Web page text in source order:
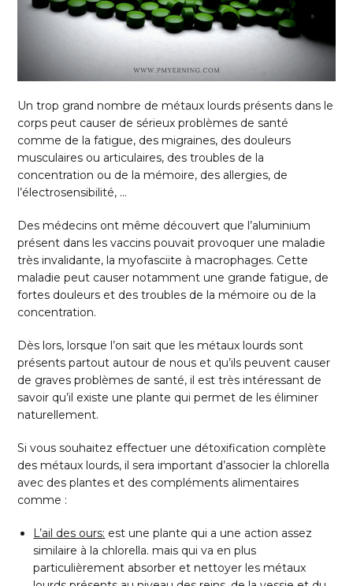
Un trop grand nombre de métaux lourds présents dans le
corps peut causer de sérieux problèmes de santé
comme de la fatigue, des migraines, des douleurs
musculaires ou articulaires, des troubles de la
concentration ou de la mémoire, des allergies, de
l’électrosensibilité, …
Des médecins ont même découvert que l’aluminium
présent dans les vaccins pouvait provoquer une maladie
très invalidante, la myofasciite à macrophages. Cette
maladie peut causer notamment une grande fatigue, de
fortes douleurs et des troubles de la mémoire ou de la
concentration.
Dès lors, lorsque l’on sait que les métaux lourds sont
présents partout autour de nous et qu’ils peuvent causer
de graves problèmes de santé, il est très intéressant de
savoir qu’il existe une plante qui permet de les éliminer
naturellement.
Si vous souhaitez effectuer une détoxification complète
des métaux lourds, il sera important d’associer la chlorella
avec des plantes et des compléments alimentaires
comme :
L’ail des ours: est une plante qui a une action assez
similaire à la chlorella. mais qui va en plus
particulièrement absorber et nettoyer les métaux